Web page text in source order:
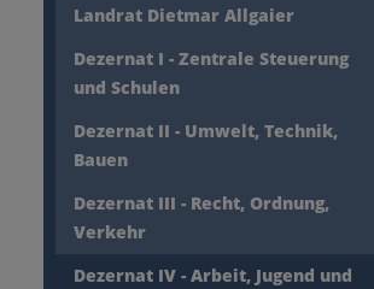
Landrat Dietmar Allgaier
Dezernat I - Zentrale Steuerung
und Schulen
Dezernat II - Umwelt, Technik,
Bauen
Dezernat III - Recht, Ordnung,
Verkehr
Dezernat IV - Arbeit, Jugend und